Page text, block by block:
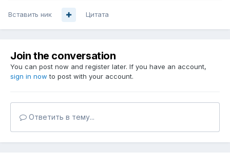
Вставить ник Цитата
Join the conversation
You can post now and register later. If you have an account,
sign in now to post with your account.
Ответить в тему...